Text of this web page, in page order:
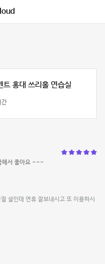
트 홍대 쓰리홀 연습실
간
해서 좋아요 ~~~
설인데 연휴 잘보내시고 또 이용하시